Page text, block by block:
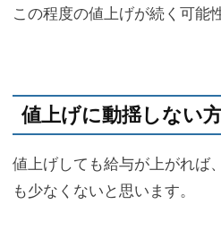
この程度の値上げが続く可能
値上げに動揺しない
値上げしても給与が上がれば
も少なくないと思います。